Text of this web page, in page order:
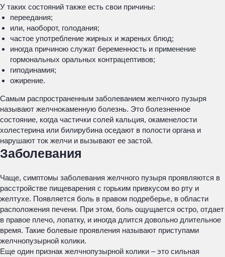
У таких состояний также есть свои причины:
переедания;
или, наоборот, голодания;
частое употребление жирных и жареных блюд;
иногда причиною служат беременность и применение
гормональных оральных контрацептивов;
гиподинамия;
ожирение.
Самым распространенным заболеванием желчного пузыря
называют желчнокаменную болезнь. Это болезненное
состояние, когда частички солей кальция, окаменелости
холестерина или билирубина оседают в полости органа и
нарушают ток желчи и вызывают ее застой.
Заболевания
Чаще, симптомы заболевания желчного пузыря проявляются в
расстройстве пищеварения с горьким привкусом во рту и
желтухе. Появляется боль в правом подреберье, в области
расположения печени. При этом, боль ощущается остро, отдает
в правое плечо, лопатку, и иногда длится довольно длительное
время. Такие болевые проявления называют приступами
желчнопузырной колики.
Еще один признак желчнопузырной колики – это сильная